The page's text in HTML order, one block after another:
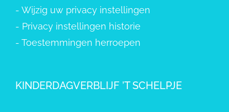
- Wijzig uw privacy instellingen
- Privacy instellingen historie
- Toestemmingen herroepen
KINDERDAGVERBLIJF ’T SCHELPJE